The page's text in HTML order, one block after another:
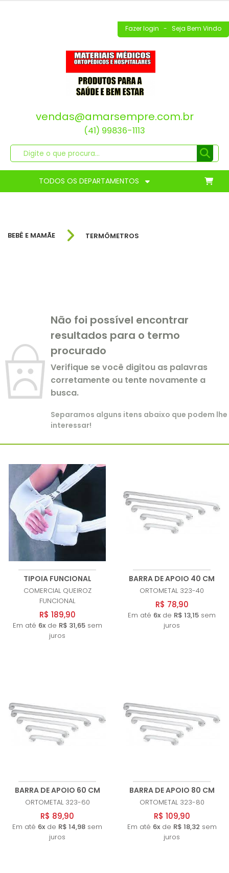
Fazer login - Seja Bem Vindo
vendas@amarsempre.com.br
(41) 99836-1113
TODOS OS DEPARTAMENTOS
BEBÊ E MAMÃE TERMÔMETROS
Não foi possível encontrar
resultados para o termo
procurado
Verifique se você digitou as palavras
corretamente ou tente novamente a
busca.
Separamos alguns itens abaixo que podem lhe
interessar!
TIPOIA FUNCIONAL
COMERCIAL QUEIROZ
FUNCIONAL
R$ 189,90
Em até 6xde R$ 31,65sem
juros
BARRA DE APOIO 40 CM
ORTOMETAL 323-40
R$ 78,90
Em até 6x de R$ 13,15 sem
juros
BARRA DE APOIO 60 CM
ORTOMETAL 323-60
R$ 89,90
Em até 6x de R$ 14,98 sem
juros
BARRA DE APOIO 80 CM
ORTOMETAL 323-80
R$ 109,90
Em até 6xde R$ 18,32 sem
juros